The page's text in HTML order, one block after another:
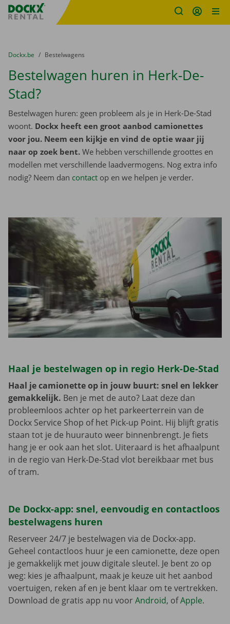
Fratello DEMO
U bevindt zich hier:
van
Dockx.be naar
Bestelwagens
Bestelwagen huren in Herk-De-
Stad?
Bestelwagen huren: geen probleem als je in Herk-De-Stad
woont. Dockx heeft een groot aanbod camionettes
voor jou. Neem een kijkje en vind de optie waar jij
naar op zoek bent. We hebben verschillende groottes en
modellen met verschillende laadvermogens. Nog extra info
nodig? Neem dan contact op en we helpen je verder.
Haal je bestelwagen op in regio Herk-De-Stad
Haal je camionette op in jouw buurt: snel en lekker
gemakkelijk. Ben je met de auto? Laat deze dan
probleemloos achter op het parkeerterrein van de
Dockx Service Shop of het Pick-up Point. Hij blijft gratis
staan tot je de huurauto weer binnenbrengt. Je fiets
hang je er ook aan het slot. Uiteraard is het afhaalpunt
in de regio van Herk-De-Stad vlot bereikbaar met bus
of tram.
De Dockx-app: snel, eenvoudig en contactloos
bestelwagens huren
Reserveer 24/7 je bestelwagen via de Dockx-app.
Geheel contactloos huur je een camionette, deze open
je gemakkelijk met jouw digitale sleutel. Je bent zo op
weg: kies je afhaalpunt, maak je keuze uit het aanbod
voertuigen, reken af en je bent klaar om te vertrekken.
Download de gratis app nu voorAndroid, ofApple.